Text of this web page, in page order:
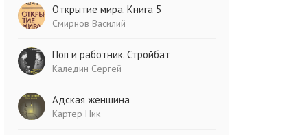
Открытие мира. Книга 5
Смирнов Василий
Поп и работник. Стройбат
Каледин Сергей
Адская женщина
Картер Ник